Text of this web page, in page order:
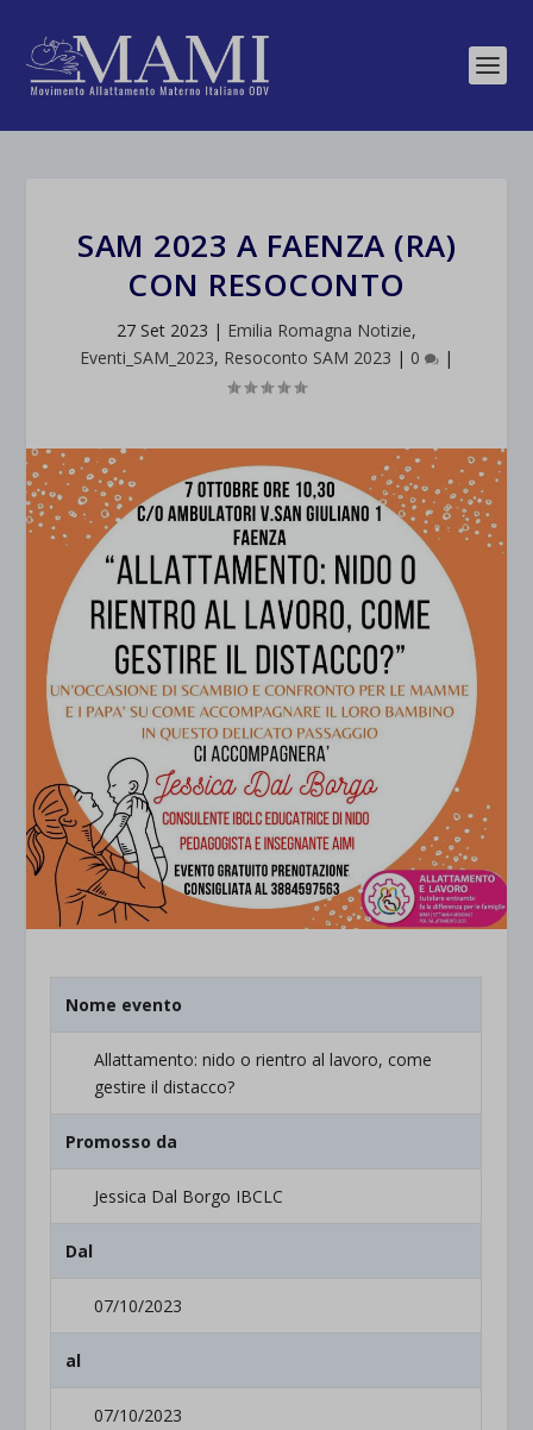
SAM 2023 A FAENZA (RA)
CON RESOCONTO
27 Set 2023 | Emilia Romagna Notizie,
Eventi_SAM_2023, Resoconto SAM 2023 | 0 |
Nome evento
Allattamento: nido o rientro al lavoro, come
gestire il distacco?
Promosso da
Jessica Dal Borgo IBCLC
Dal
07/10/2023
al
07/10/2023